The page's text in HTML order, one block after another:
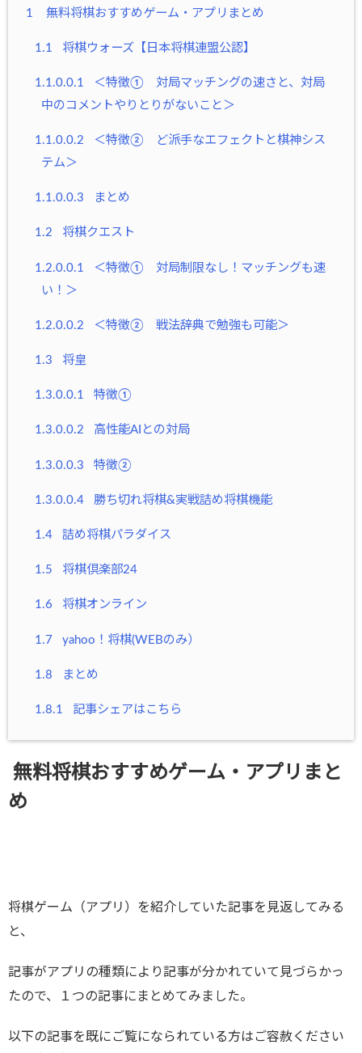
1 無料将棋おすすめゲーム・アプリまとめ
1.1 将棋ウォーズ【日本将棋連盟公認】
1.1.0.0.1
＜特徴① 対局マッチングの速さと、対局
中のコメントやりとりがないこと＞
1.1.0.0.2
＜特徴② ど派手なエフェクトと棋神シス
テム＞
1.1.0.0.3 まとめ
1.2 将棋クエスト
1.2.0.0.1
＜特徴① 対局制限なし！マッチングも速
い！＞
1.2.0.0.2 ＜特徴② 戦法辞典で勉強も可能＞
1.3 将皇
1.3.0.0.1 特徴①
1.3.0.0.2 高性能AIとの対局
1.3.0.0.3 特徴②
1.3.0.0.4 勝ち切れ将棋&実戦詰め将棋機能
1.4 詰め将棋パラダイス
1.5 将棋倶楽部24
1.6 将棋オンライン
1.7 yahoo！将棋(WEBのみ）
1.8 まとめ
1.8.1 記事シェアはこちら
無料将棋おすすめゲーム・アプリまと
め
将棋ゲーム（アプリ）を紹介していた記事を見返してみる
と、
記事がアプリの種類により記事が分かれていて見づらかっ
たので、１つの記事にまとめてみました。
以下の記事を既にご覧になられている方はご容赦ください